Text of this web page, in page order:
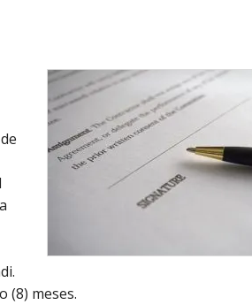
(8) meses.